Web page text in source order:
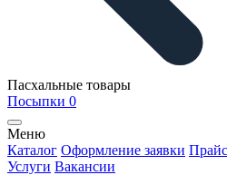
Пасхальные товары
Посыпки 0
Меню
Каталог Оформление заявки
Услуги Вакансии